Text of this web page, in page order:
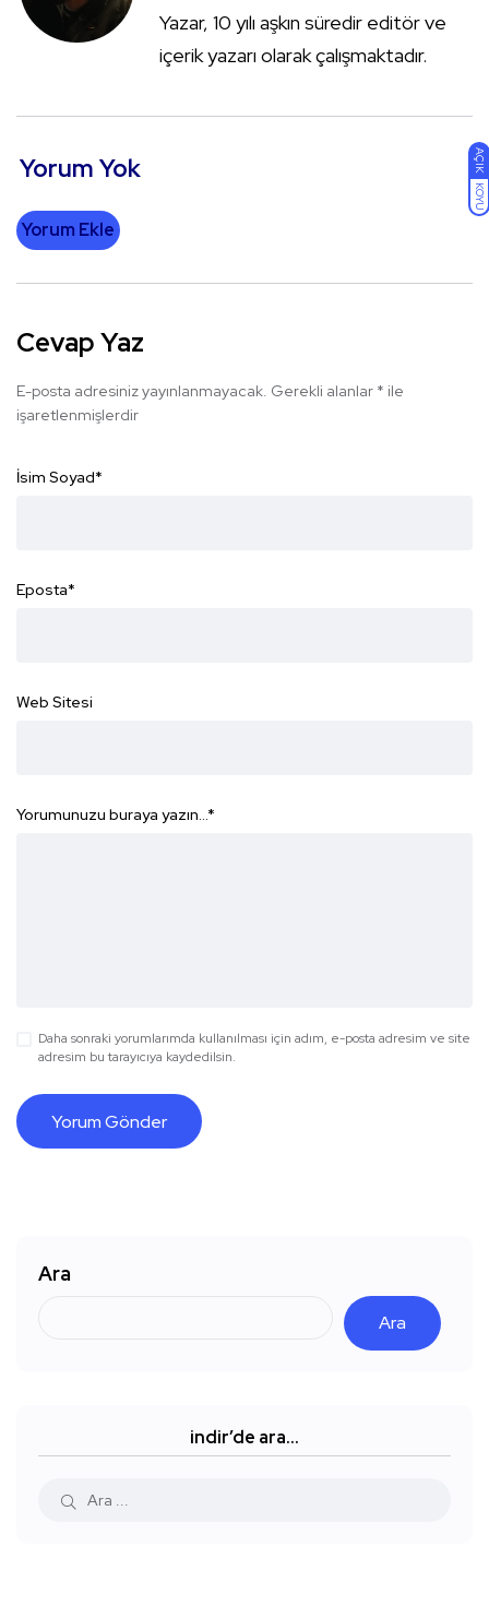
AÇIK
KOYU
Yazar, 10 yılı aşkın süredir editör ve
içerik yazarı olarak çalışmaktadır.
Yorum Yok
Yorum Ekle
Cevap Yaz
E-posta adresiniz yayınlanmayacak. Gerekli alanlar * ile
işaretlenmişlerdir
İsim Soyad*
Eposta*
Web Sitesi
Yorumunuzu buraya yazın...*
Daha sonraki yorumlarımda kullanılması için adım, e-posta adresim ve site
adresim bu tarayıcıya kaydedilsin.
Ara
Ara
indir’de ara…